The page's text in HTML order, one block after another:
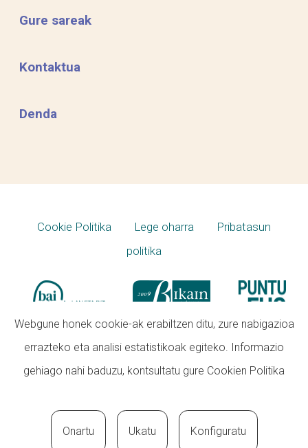
Gure sareak
Kontaktua
Denda
Cookie Politika Lege oharra
Pribatasun
politika
Webgune honek cookie-ak erabiltzen ditu, zure nabigazioa
errazteko eta analisi estatistikoak egiteko. Informazio
gehiago nahi baduzu, kontsultatu gure Cookien Politika
Onartu Ukatu Konfiguratu